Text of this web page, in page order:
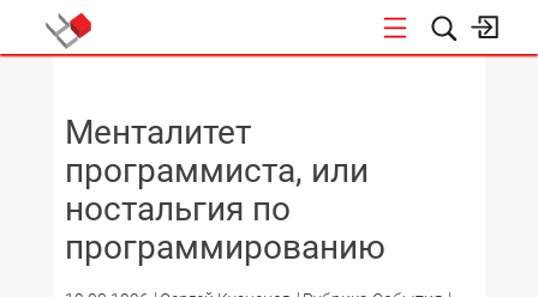
Менталитет
программиста, или
ностальгия по
программированию